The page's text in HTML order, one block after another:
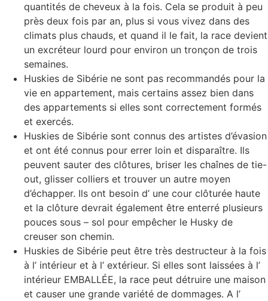
quantités de cheveux à la fois. Cela se produit à peu
près deux fois par an, plus si vous vivez dans des
climats plus chauds, et quand il le fait, la race devient
un excréteur lourd pour environ un tronçon de trois
semaines.
Huskies de Sibérie ne sont pas recommandés pour la
vie en appartement, mais certains assez bien dans
des appartements si elles sont correctement formés
et exercés.
Huskies de Sibérie sont connus des artistes d’évasion
et ont été connus pour errer loin et disparaître. Ils
peuvent sauter des clôtures, briser les chaînes de tie-
out, glisser colliers et trouver un autre moyen
d’échapper. Ils ont besoin d’ une cour clôturée haute
et la clôture devrait également être enterré plusieurs
pouces sous – sol pour empêcher le Husky de
creuser son chemin.
Huskies de Sibérie peut être très destructeur à la fois
à l’ intérieur et à l’ extérieur. Si elles sont laissées à l’
intérieur EMBALLÉE, la race peut détruire une maison
et causer une grande variété de dommages. A l’